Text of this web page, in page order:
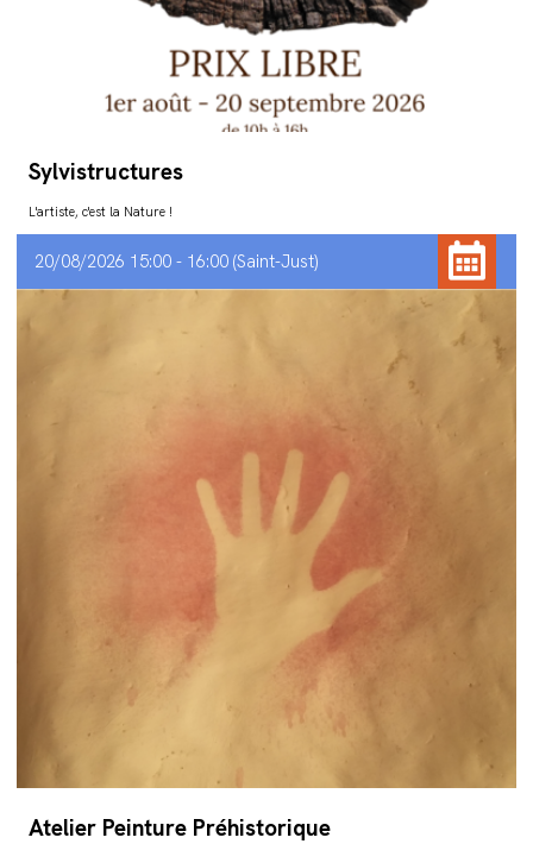
Sylvistructures
L'artiste, c'est la Nature !
20/08/2026 15:00 - 16:00 Saint-Just
Atelier Peinture Préhistorique